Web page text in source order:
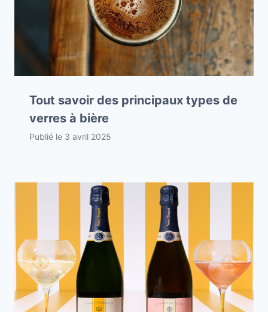
Tout savoir des principaux types de
verres à bière
Publié le 3 avril 2025